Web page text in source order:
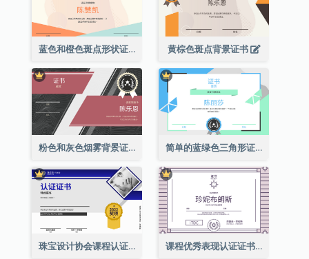
蓝色和橙色斑点形状证书 黄棕色斑点背景证书
粉色和灰色烟雾背景证书 简单的蓝绿色三角形证书
珠宝设计协会课程认证证书 课程优秀表现认证证书